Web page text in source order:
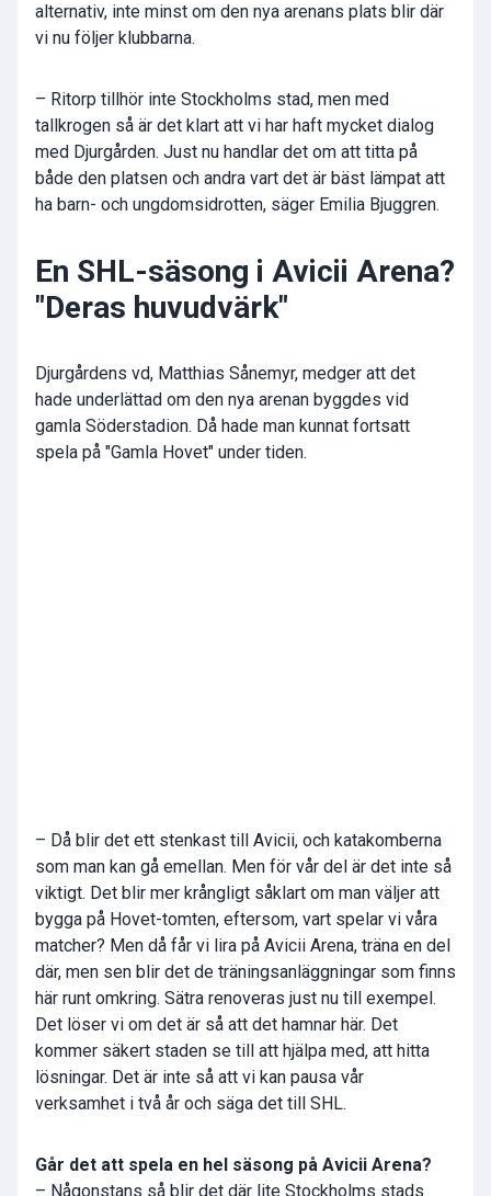
alternativ, inte minst om den nya arenans plats blir där
vi nu följer klubbarna.
– Ritorp tillhör inte Stockholms stad, men med
tallkrogen så är det klart att vi har haft mycket dialog
med Djurgården. Just nu handlar det om att titta på
både den platsen och andra vart det är bäst lämpat att
ha barn- och ungdomsidrotten, säger Emilia Bjuggren.
En SHL-säsong i Avicii Arena?
"Deras huvudvärk"
Djurgårdens vd, Matthias Sånemyr, medger att det
hade underlättad om den nya arenan byggdes vid
gamla Söderstadion. Då hade man kunnat fortsatt
spela på "Gamla Hovet" under tiden.
– Då blir det ett stenkast till Avicii, och katakomberna
som man kan gå emellan. Men för vår del är det inte så
viktigt. Det blir mer krångligt såklart om man väljer att
bygga på Hovet-tomten, eftersom, vart spelar vi våra
matcher? Men då får vi lira på Avicii Arena, träna en del
där, men sen blir det de träningsanläggningar som finns
här runt omkring. Sätra renoveras just nu till exempel.
Det löser vi om det är så att det hamnar här. Det
kommer säkert staden se till att hjälpa med, att hitta
lösningar. Det är inte så att vi kan pausa vår
verksamhet i två år och säga det till SHL.
Går det att spela en hel säsong på Avicii Arena?
– Någonstans så blir det där lite Stockholms stads